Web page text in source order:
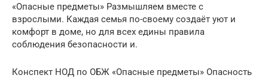
«Опасные предметы» Размышляем вместе с
взрослыми. Каждая семья по-своему создаёт уют и
комфорт в доме, но для всех едины правила
соблюдения безопасности и.
Конспект НОД по ОБЖ «Опасные предметы» Опасность